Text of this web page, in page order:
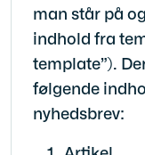
man står på
indhold fra
template”).
følgende
nyhedsbrev: